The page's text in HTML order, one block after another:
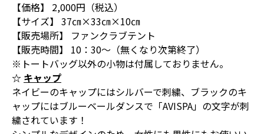
【価格】 2,000円（税込）
【サイズ】 37㎝×33㎝×10㎝
【販売場所】 ファンクラブテント
【販売時間】 10：30～（無くなり次第終了）
※トートバッグ以外の小物は付属しておりません。
☆ キャップ
ネイビーのキャップにはシルバーで刺繍、ブラックのキ
ャップにはブルーベールダンスで「AVISPA」の文字が刺
繍されています！